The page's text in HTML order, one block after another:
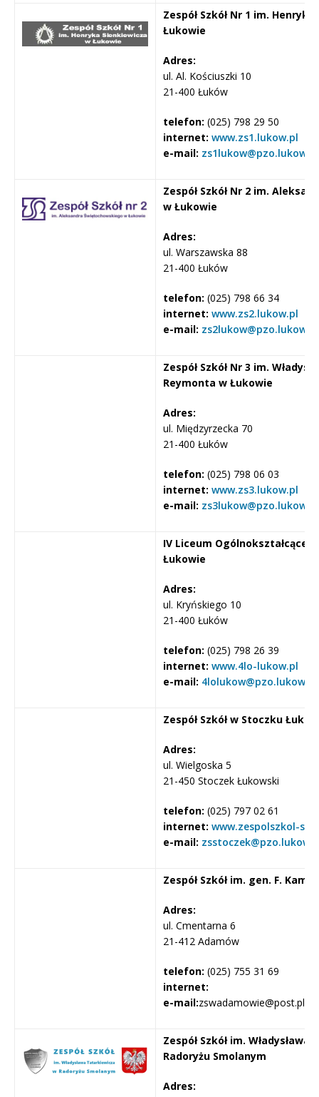
Zespół Szkół Nr 1 im.
Łukowie
Adres:
ul. Al. Kościuszki 10
21-400 Łuków
telefon: (025) 798 29 50
internet: www.zs1.lukow.pl
e-mail: zs1lukow@pzo.lukow.pl
Zespół Szkół Nr 2 im.
w Łukowie
Adres:
ul. Warszawska 88
21-400 Łuków
telefon: (025) 798 66 34
internet: www.zs2.lukow.pl
e-mail: zs2lukow@pzo.lukow.pl
Zespół Szkół Nr 3 im.
Reymonta w Łukowie
Adres:
ul. Międzyrzecka 70
21-400 Łuków
telefon: (025) 798 06 03
internet: www.zs3.lukow.pl
e-mail: zs3lukow@pzo.lukow.pl
IV Liceum Ogólnokształcące
Łukowie
Adres:
ul. Kryńskiego 10
21-400 Łuków
telefon: (025) 798 26 39
internet: www.4lo-lukow.pl
e-mail: 4lolukow@pzo.lukow.pl
Zespół Szkół w Stoczku
Adres:
ul. Wielgoska 5
21-450 Stoczek Łukowski
telefon: (025) 797 02 61
internet: www.zespolszkol-
e-mail:
Zespół Szkół im. gen. F.
Adres:
ul. Cmentarna 6
21-412 Adamów
telefon: (025) 755 31 69
internet:
e-mail:zswadamowie@post.pl
Zespół Szkół im.
Radoryżu Smolanym
Adres: